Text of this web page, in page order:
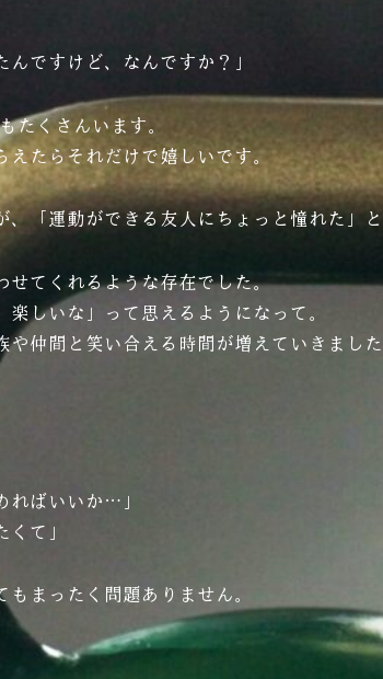
ですけど、なんですか？」
たくさんいます。
たらそれだけで嬉しいです。
「運動ができる友人にちょっと憧れた」
せてくれるような存在でした。
しいな」って思えるようになって。
仲間と笑い合える時間が増えていきました
ればいいか…」
て」
まったく問題ありません。